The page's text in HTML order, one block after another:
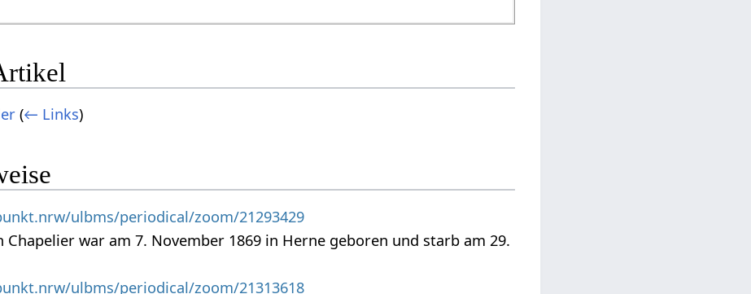
(← Links)
ulbms/periodical/zoom/21293429
Chapelier war am 7. November 1869 in Herne geboren und starb am 29.
ulbms/periodical/zoom/21313618